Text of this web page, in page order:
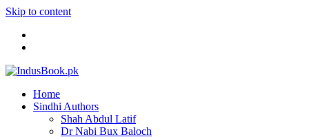
Skip to content
Home
Sindhi Authors
Shah Abdul Latif
Dr Nabi Bux Baloch